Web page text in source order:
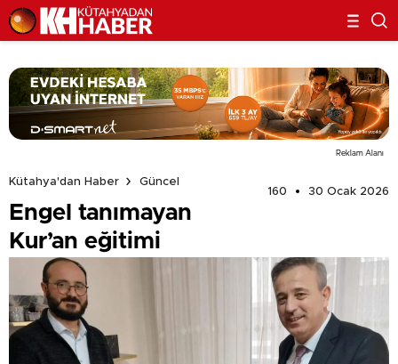
Reklam Alanı
Kütahya'dan Haber
Güncel
160
30 Ocak 2026
Engel tanımayan
Kur’an eğitimi